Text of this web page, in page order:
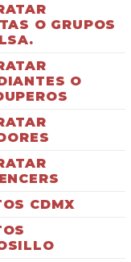
O GRUPOS
O
CDMX